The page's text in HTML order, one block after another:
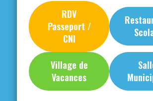
RDV
Passeport /
CNI
Village de
Vacances